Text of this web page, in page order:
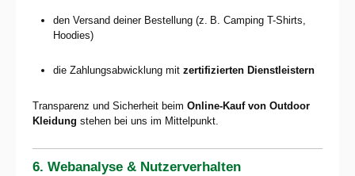
den Versand deiner Bestellung (z. B. Camping T-Shirts,
Hoodies)
die Zahlungsabwicklung mit zertifizierten Dienstleistern
Transparenz und Sicherheit beim Online-Kauf von Outdoor
Kleidung stehen bei uns im Mittelpunkt.
6. Webanalyse & Nutzerverhalten